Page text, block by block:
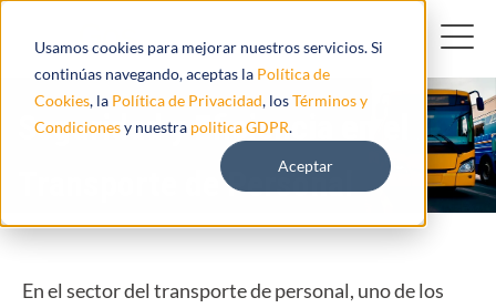
Usamos cookies para mejorar nuestros servicios. Si
continúas navegando, aceptas la Política de
Cookies, la Política de Privacidad, losTérminos y
Condicionesy nuestra politica GDPR.
Aceptar
Seguridad y Eficiencia en el
Transporte de Personal
En el sector del transporte de personal, uno de los